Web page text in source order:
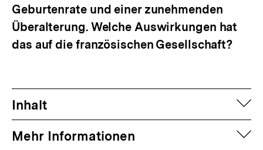
Geburtenrate und einer zunehmenden
Überalterung. Welche Auswirkungen hat
das auf die französischen Gesellschaft?
Inhalt
Mehr Informationen